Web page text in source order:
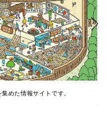
めた情報サイトです。